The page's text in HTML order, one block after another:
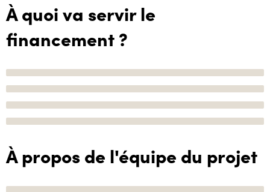
À quoi va servir le
financement ?
À propos de l'équipe du projet